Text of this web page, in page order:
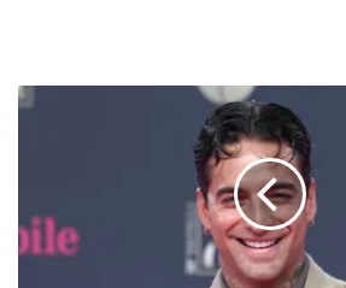
Maluma
el
“sueño